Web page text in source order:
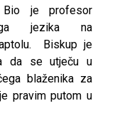
Bio je profesor
jezika na
Biskup je
da se utječu u
blaženika za
pravim putom u